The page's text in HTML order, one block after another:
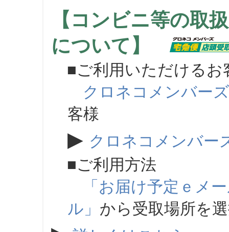
【コンビニ等の取
について】
■ご利用いただけるお
クロネコメンバーズ
客様
▶ クロネコメンバー
■ご利用方法
「お届け予定ｅメ
ル」 から受取場所を